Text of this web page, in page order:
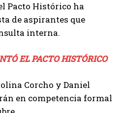
Pacto Histórico ha
de aspirantes que
interna.
EL PACTO HISTÓRICO
Corcho y Daniel
en competencia formal